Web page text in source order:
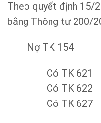
Theo quyết định 15/
bằng Thông tư 200/
Nợ TK 154
Có TK 621
Có TK 622
Có TK 627